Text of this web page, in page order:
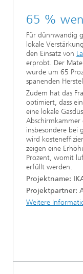
65 %
Für dünnwandig
lokale
den Einsatz von
erprobt. Der
wurde um 65
spanenden
Zudem hat das
optimiert, dass
eine lokale
Abschirmkammer
insbesondere bei
wird
zeigen eine
Prozent, womit
erfüllt werden.
Projektname:
Projektpartner:
Weitere